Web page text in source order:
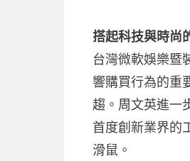
搭起科技與時尚
台灣微軟娛樂暨
響購買行為的重
趨。周文英進一
首度創新業界的
滑鼠。